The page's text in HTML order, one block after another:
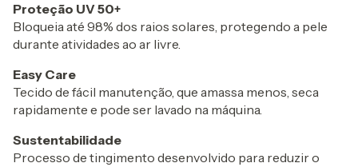
Proteção UV 50+
Bloqueia até 98% dos raios solares, protegendo a pele
durante atividades ao ar livre.
Easy Care
Tecido de fácil manutenção, que amassa menos, seca
rapidamente e pode ser lavado na máquina.
Sustentabilidade
Processo de tingimento desenvolvido para reduzir o